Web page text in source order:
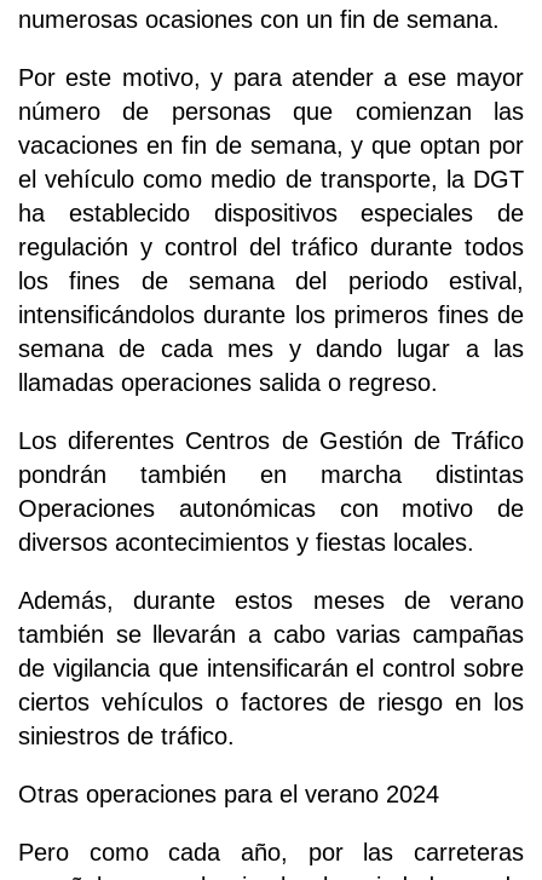
numerosas ocasiones con un fin de semana.
Por este motivo, y para atender a ese mayor
número de personas que comienzan las
vacaciones en fin de semana, y que optan por
el vehículo como medio de transporte, la DGT
ha establecido dispositivos especiales de
regulación y control del tráfico durante todos
los fines de semana del periodo estival,
intensificándolos durante los primeros fines de
semana de cada mes y dando lugar a las
llamadas operaciones salida o regreso.
Los diferentes Centros de Gestión de Tráfico
pondrán también en marcha distintas
Operaciones autonómicas con motivo de
diversos acontecimientos y fiestas locales.
Además, durante estos meses de verano
también se llevarán a cabo varias campañas
de vigilancia que intensificarán el control sobre
ciertos vehículos o factores de riesgo en los
siniestros de tráfico.
Otras operaciones para el verano 2024
Pero como cada año, por las carreteras